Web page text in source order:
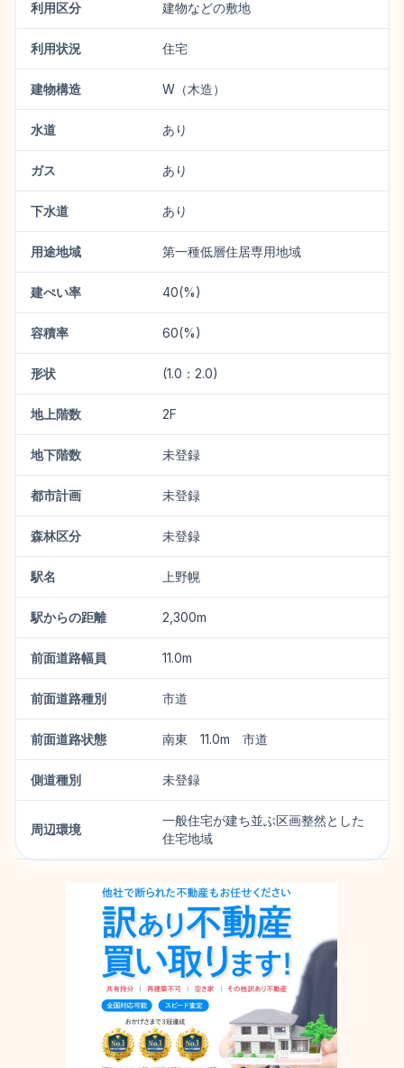
利用区分 建物などの敷地
利用状況 住宅
建物構造 W（木造）
水道 あり
ガス あり
下水道 あり
用途地域 第一種低層住居専用地域
建ぺい率 40(%)
容積率 60(%)
形状 (1.0：2.0)
地上階数 2F
地下階数 未登録
都市計画 未登録
森林区分 未登録
駅名 上野幌
駅からの距離 2,300m
前面道路幅員 11.0m
前面道路種別 市道
前面道路状態 南東 11.0m 市道
側道種別 未登録
周辺環境
一般住宅が建ち並ぶ区画整然とした
住宅地域